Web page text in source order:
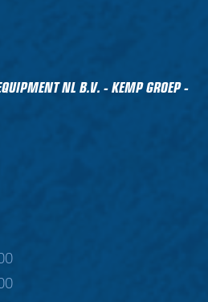
NL B.V. - KEMP GROEP -